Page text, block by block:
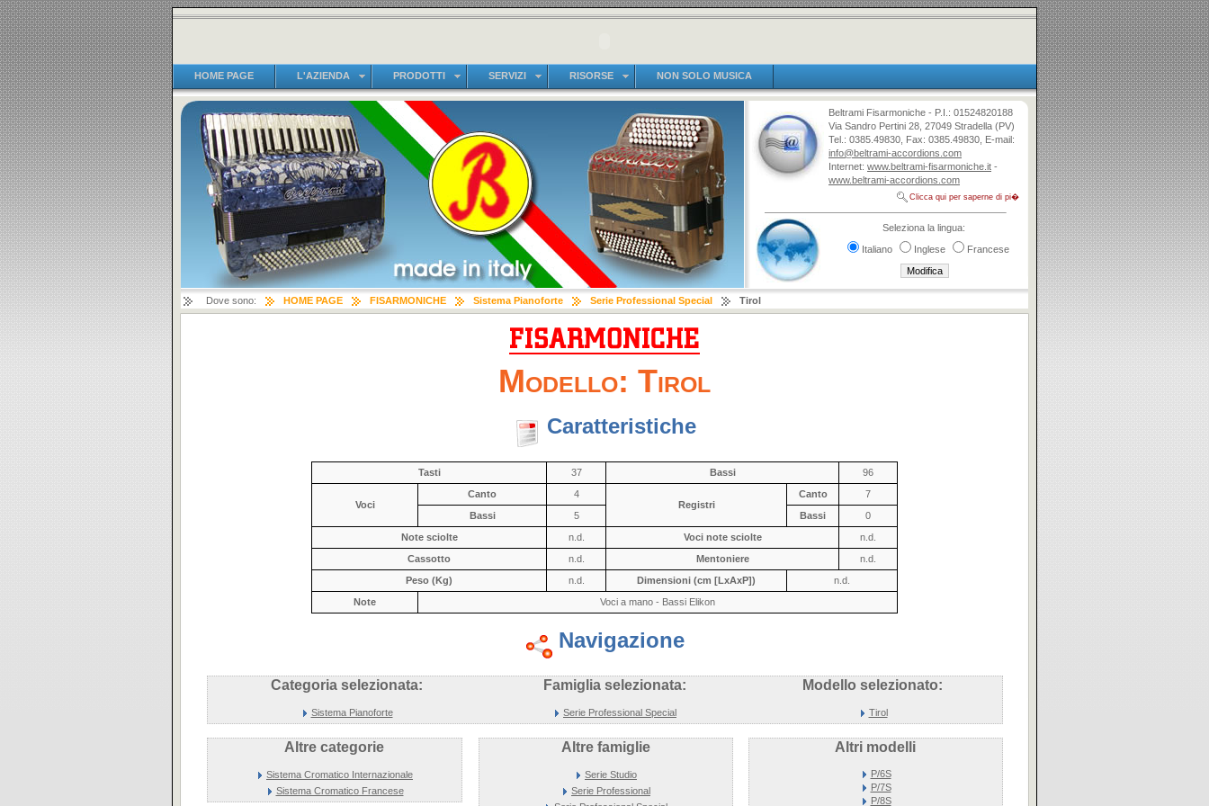
HOME PAGE L'AZIENDA PRODOTTI SERVIZI RISORSE NON SOLO MUSICA
Beltrami Fisarmoniche - P.I.: 01524820188
Via Sandro Pertini 28, 27049 Stradella (PV)
Tel.: 0385.49830, Fax: 0385.49830, E-mail:
info@beltrami-accordions.com
Internet: www.beltrami-fisarmoniche.it -
www.beltrami-accordions.com
Clicca qui per saperne di pi�
Seleziona la lingua:
Italiano
Inglese Francese
Dove sono: HOME PAGE FISARMONICHE Sistema Pianoforte Serie Professional Special Tirol
Modello: Tirol
Caratteristiche
Tasti 37 Bassi 96
Voci
Canto
4
Registri
Canto
7
Bassi
5 Bassi
0
Note sciolte
n.d. Voci note sciolte
n.d.
Cassotto
n.d. Mentoniere
n.d.
Peso (Kg)
n.d. Dimensioni (cm [LxAxP])
n.d.
Note
Voci a mano - Bassi Elikon
Navigazione
Categoria selezionata:
Sistema Pianoforte
Famiglia selezionata:
Serie Professional Special
Modello selezionato:
Tirol
Altre categorie
Sistema Cromatico Internazionale
Sistema Cromatico Francese
Altre famiglie
Serie Studio
Serie Professional
Altri modelli
P/6S
P/7S
P/8S